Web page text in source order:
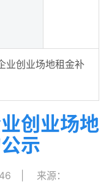
业创业场地租金补
创业场地
示
来源：